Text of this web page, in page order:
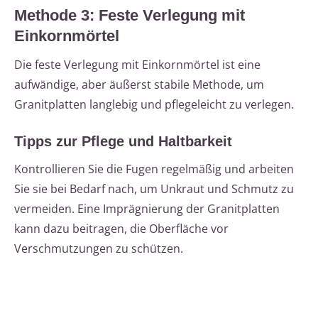
Methode 3: Feste Verlegung mit
Einkornmörtel
Die feste Verlegung mit Einkornmörtel ist eine
aufwändige, aber äußerst stabile Methode, um
Granitplatten langlebig und pflegeleicht zu verlegen.
Tipps zur Pflege und Haltbarkeit
Kontrollieren Sie die Fugen regelmäßig und arbeiten
Sie sie bei Bedarf nach, um Unkraut und Schmutz zu
vermeiden. Eine Imprägnierung der Granitplatten
kann dazu beitragen, die Oberfläche vor
Verschmutzungen zu schützen.